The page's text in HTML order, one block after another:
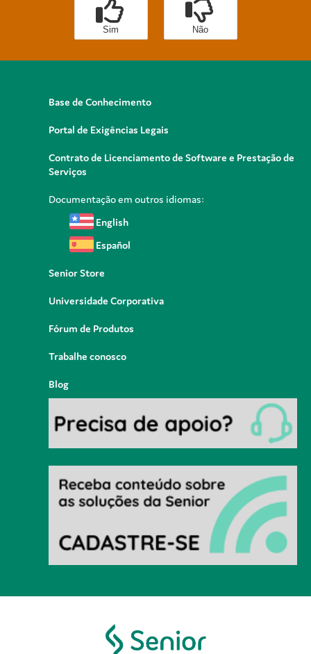
Sim Não
Base de Conhecimento
Portal de Exigências Legais
Contrato de Licenciamento de Software e Prestação de
Serviços
Documentação em outros idiomas:
English
Español
Senior Store
Universidade Corporativa
Fórum de Produtos
Trabalhe conosco
Blog